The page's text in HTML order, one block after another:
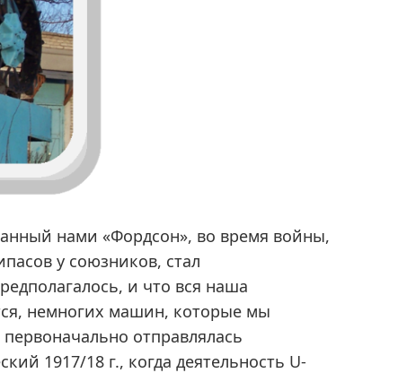
нами «Фордсон», во время войны,
у союзников, стал
и что вся наша
немногих машин, которые мы
отправлялась
1917/18 г., когда деятельность U-